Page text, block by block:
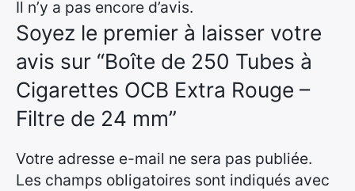
Il n’y a pas encore d’avis.
Soyez le premier à laisser votre
avis sur “Boîte de 250 Tubes à
Cigarettes OCB Extra Rouge –
Filtre de 24 mm”
Votre adresse e-mail ne sera pas publiée.
Les champs obligatoires sont indiqués avec